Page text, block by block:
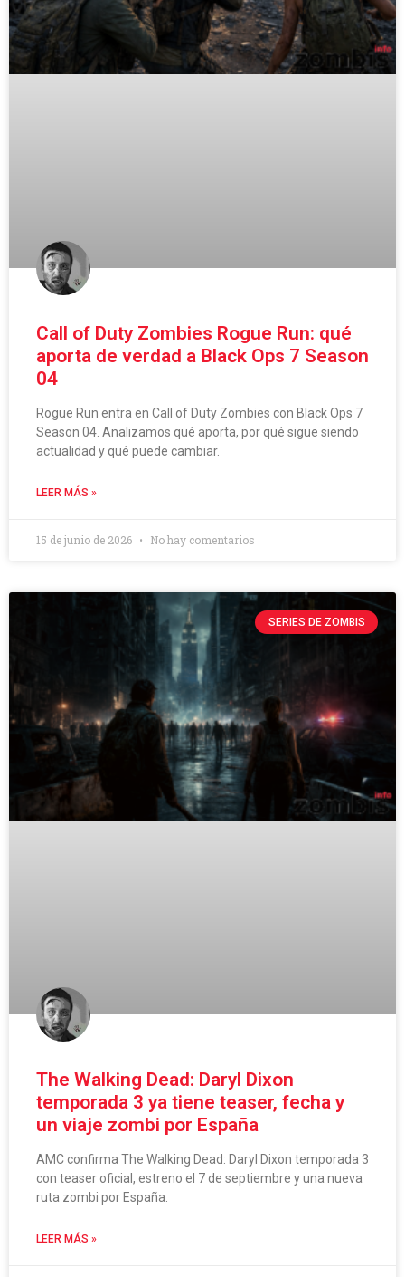
Call of Duty Zombies Rogue Run: qué
aporta de verdad a Black Ops 7 Season
04
Rogue Run entra en Call of Duty Zombies con Black Ops 7
Season 04. Analizamos qué aporta, por qué sigue siendo
actualidad y qué puede cambiar.
LEER MÁS »
15 de junio de 2026 No hay comentarios
SERIES DE ZOMBIS
The Walking Dead: Daryl Dixon
temporada 3 ya tiene teaser, fecha y
un viaje zombi por España
AMC confirma The Walking Dead: Daryl Dixon temporada 3
con teaser oficial, estreno el 7 de septiembre y una nueva
ruta zombi por España.
LEER MÁS »